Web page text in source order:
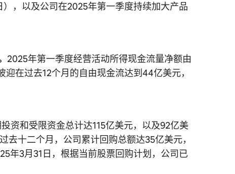
，以及公司在2025年第一季度持续加大产品
2025年第一季度经营活动所得现金流量净额由
在过去12个月的自由现金流达到44亿美元，
资和受限资金总计达115亿美元，以及92亿美
十二个月，公司累计回购总额达35亿美元，
年3月31日，根据当前股票回购计划，公司已